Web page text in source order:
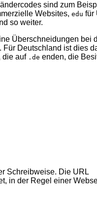
sind zum
Websites,edu für
so weiter.
Überschneidungen bei
Für Deutschland ist dies
die auf .de enden, die
Schreibweise. Die URL
in der Regel einer